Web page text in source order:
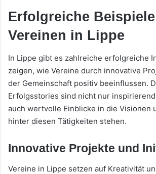
Erfolgreiche
Vereinen in Lippe
In Lippe gibt es zahlreiche erfolgreiche
zeigen, wie Vereine durch innovative
der Gemeinschaft positiv beeinflussen.
Erfolgsstories sind nicht nur
auch wertvolle Einblicke in die Visionen
hinter diesen Tätigkeiten stehen.
Innovative Projekte und
Vereine in Lippe setzen auf Kreativität